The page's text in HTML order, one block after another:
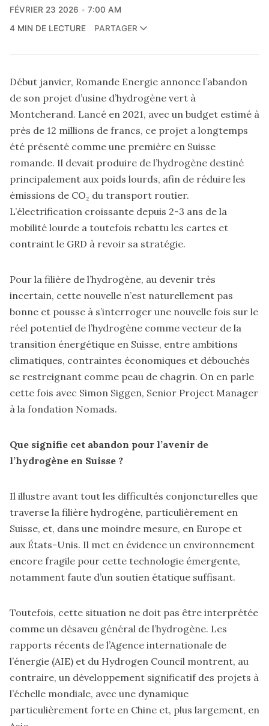
FÉVRIER 23 2026
7:00 AM
4 MIN DE LECTURE
PARTAGER
Début janvier, Romande Energie annonce l’abandon
de son projet d’usine d’hydrogène vert à
Montcherand. Lancé en 2021, avec un budget estimé à
près de 12 millions de francs, ce projet a longtemps
été présenté comme une première en Suisse
romande. Il devait produire de l’hydrogène destiné
principalement aux poids lourds, afin de réduire les
émissions de CO₂ du transport routier.
L’électrification croissante depuis 2-3 ans de la
mobilité lourde a toutefois rebattu les cartes et
contraint le GRD à revoir sa stratégie.
Pour la filière de l’hydrogène, au devenir très
incertain, cette nouvelle n’est naturellement pas
bonne et pousse à s’interroger une nouvelle fois sur le
réel potentiel de l’hydrogène comme vecteur de la
transition énergétique en Suisse, entre ambitions
climatiques, contraintes économiques et débouchés
se restreignant comme peau de chagrin. On en parle
cette fois avec Simon Siggen, Senior Project Manager
à la fondation Nomads.
Que signifie cet abandon pour l’avenir de
l’hydrogène en Suisse ?
Il illustre avant tout les difficultés conjoncturelles que
traverse la filière hydrogène, particulièrement en
Suisse, et, dans une moindre mesure, en Europe et
aux États-Unis. Il met en évidence un environnement
encore fragile pour cette technologie émergente,
notamment faute d’un soutien étatique suffisant.
Toutefois, cette situation ne doit pas être interprétée
comme un désaveu général de l’hydrogène. Les
rapports récents de l’Agence internationale de
l’énergie (AIE) et du Hydrogen Council montrent, au
contraire, un développement significatif des projets à
l’échelle mondiale, avec une dynamique
particulièrement forte en Chine et, plus largement, en